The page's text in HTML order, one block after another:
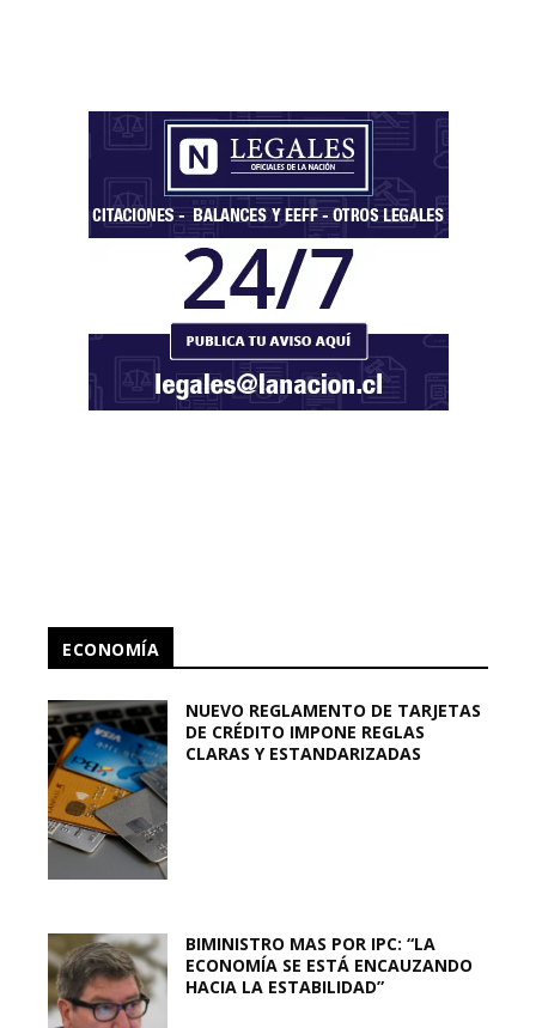
ECONOMÍA
NUEVO REGLAMENTO DE TARJETAS
DE CRÉDITO IMPONE REGLAS
CLARAS Y ESTANDARIZADAS
BIMINISTRO MAS POR IPC: “LA
ECONOMÍA SE ESTÁ ENCAUZANDO
HACIA LA ESTABILIDAD”